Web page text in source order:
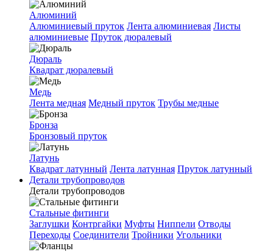
Алюминий
Алюминиевый пруток Лента алюминиевая Листы
алюминиевые Пруток дюралевый
Дюраль
Квадрат дюралевый
Медь
Лента медная Медный пруток Трубы медные
Бронза
Бронзовый пруток
Латунь
Квадрат латунный Лента латунная Пруток латунный
Детали трубопроводов
Детали трубопроводов
Стальные фитинги
Заглушки Контргайки Муфты Ниппели Отводы
Переходы Соединители Тройники Угольники